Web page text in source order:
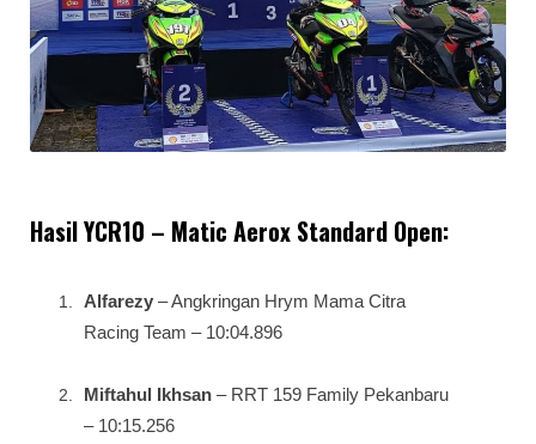
Hasil YCR10 – Matic Aerox Standard Open:
Alfarezy – Angkringan Hrym Mama Citra
Racing Team – 10:04.896
Miftahul Ikhsan – RRT 159 Family Pekanbaru
– 10:15.256